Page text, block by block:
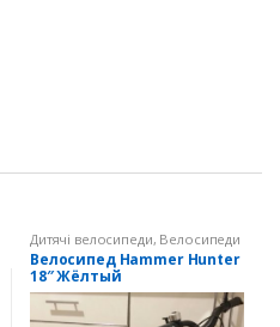
Дитячі велосипеди, Велосипеди
18" зріст 110-130 см
Велосипед Hammer Hunter
18″ Жёлтый